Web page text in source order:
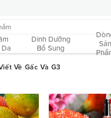
Dinh Dưỡng
Bổ Sung
Sản